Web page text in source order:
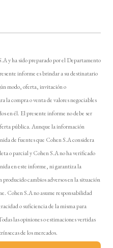
y ha sido preparado por el Departamento
informe es brindar a su destinatario
modo, oferta, invitación o
la compra o venta de valores negociables
en él. El presente informe no debe ser
pública. Aunque la información
de fuentes que Cohen S.A considera
o parcial y Cohen S.A no ha verificado
en este informe, ni garantiza la
cambios adversos en la situación
Cohen S.A no asume responsabilidad
o suficiencia de la misma para
las opiniones o estimaciones vertidas
de los mercados.